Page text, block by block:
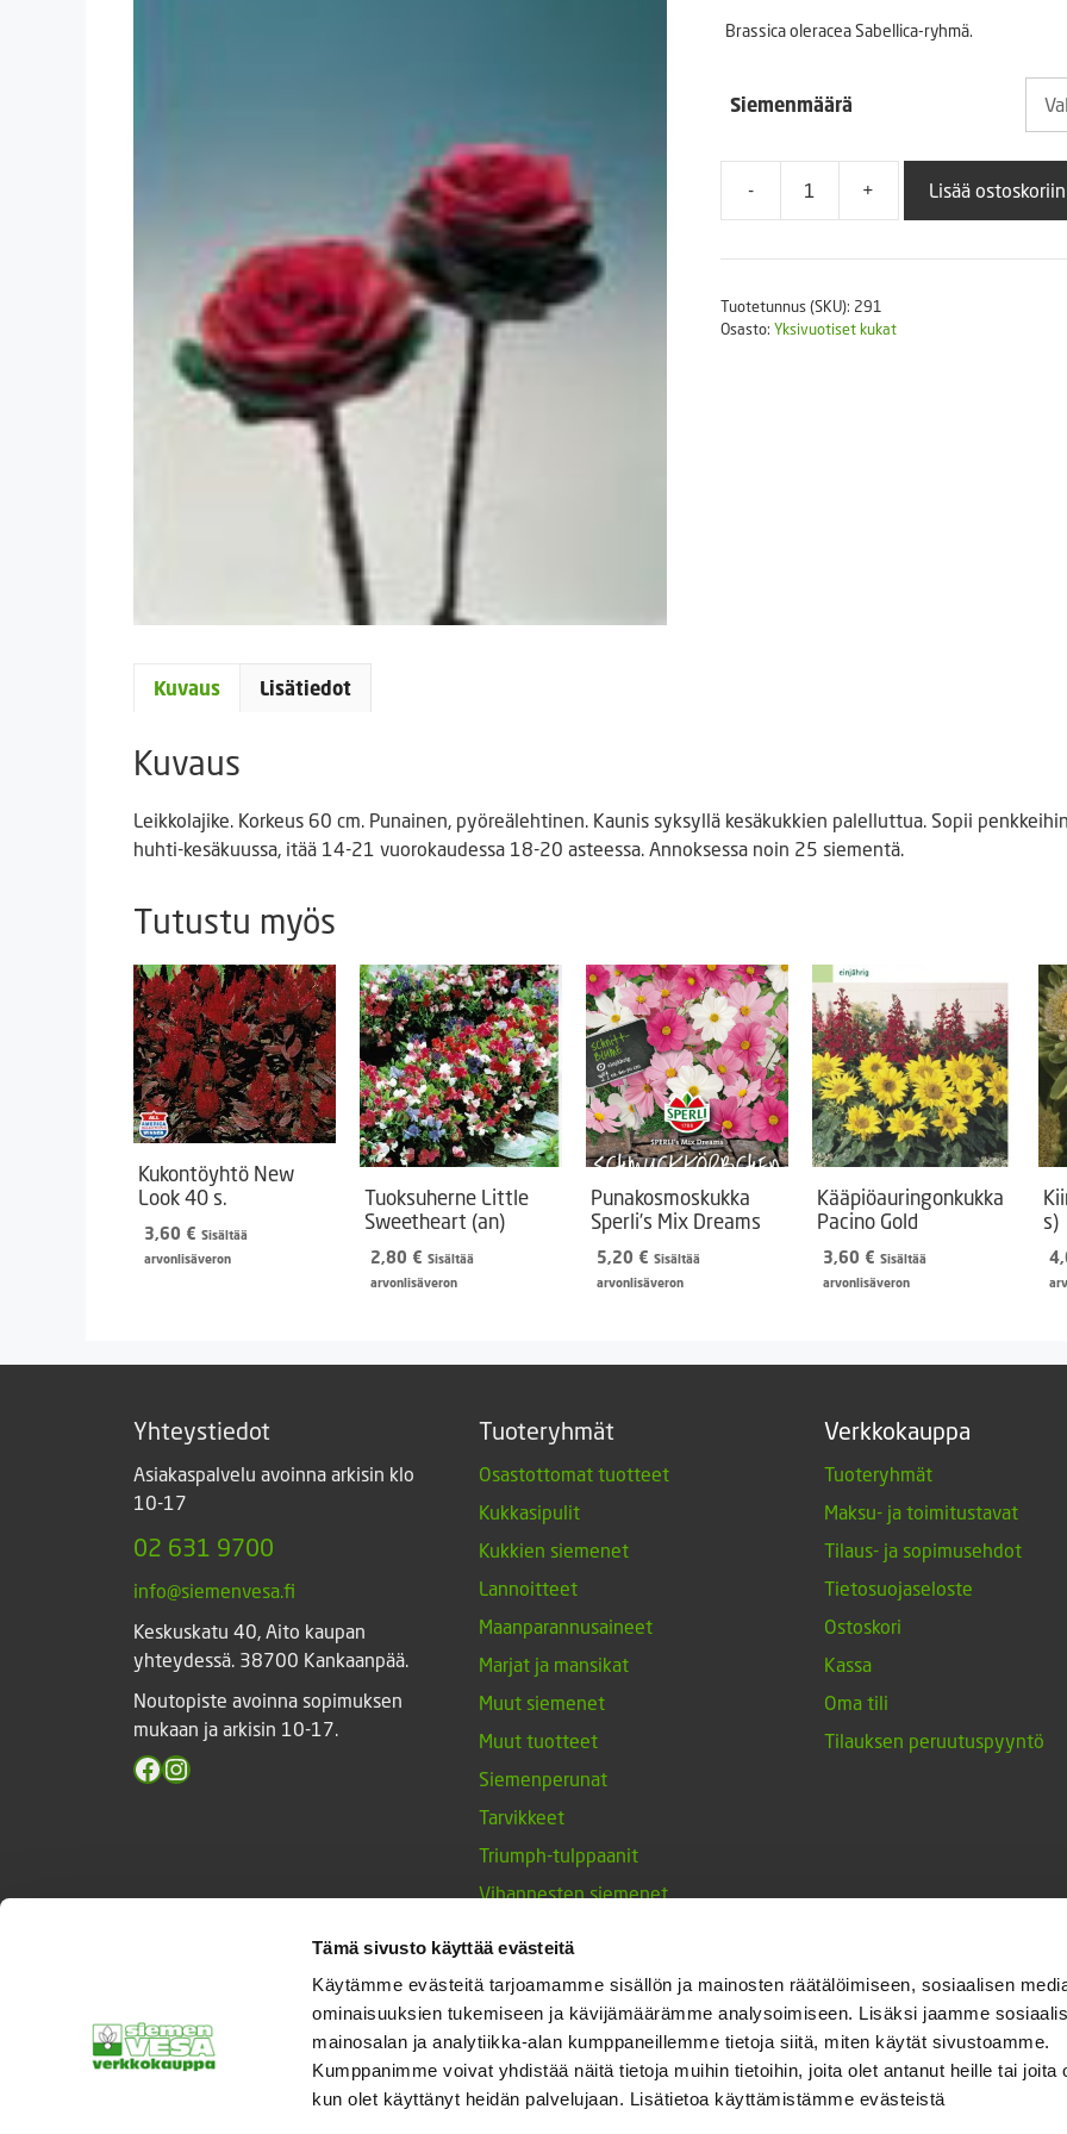
Tämä sivusto käyttää evästeitä
Käytämme evästeitä tarjoamamme sisällön ja mainosten räätälöimiseen, sosiaalisen
ominaisuuksien tukemiseen ja kävijämäärämme analysoimiseen. Lisäksi jaamme
mainosalan ja analytiikka-alan kumppaneillemme tietoja siitä, miten käytät sivustoamme.
Kumppanimme voivat yhdistää näitä tietoja muihin tietoihin, joita olet antanut heille tai joita
kun olet käyttänyt heidän palvelujaan. Lisätietoa käyttämistämme evästeistä
Askartelutarvikkeet
Brassica oleracea Sabellica-ryhmä.
Siemenmäärä
-
Koristekaali
määrä
+ Lisää ostoskoriin
Tuotetunnus (SKU): 291
Osasto: Yksivuotiset kukat
Kuvaus Lisätiedot
Kuvaus
Leikkolajike. Korkeus 60 cm. Punainen, pyöreälehtinen. Kaunis syksyllä kesäkukkien palelluttua. Sopii
huhti-kesäkuussa, itää 14-21 vuorokaudessa 18-20 asteessa. Annoksessa noin 25 siementä.
Tutustu myös
Kukontöyhtö New
Look 40 s.
3,60 € Sisältää
arvonlisäveron
Tuoksuherne Little
Sweetheart (an)
2,80 € Sisältää
arvonlisäveron
Punakosmoskukka
Sperli’s Mix Dreams
5,20 € Sisältää
arvonlisäveron
Kääpiöauringonkukka
Pacino Gold
3,60 € Sisältää
arvonlisäveron
s)
Yhteystiedot
Asiakaspalvelu avoinna arkisin klo
10-17
02 631 9700
info@siemenvesa.fi
Keskuskatu 40, Aito kaupan
yhteydessä. 38700 Kankaanpää.
Noutopiste avoinna sopimuksen
mukaan ja arkisin 10-17.
Facebook
Instagram
Tuoteryhmät
Osastottomat tuotteet
Kukkasipulit
Kukkien siemenet
Lannoitteet
Maanparannusaineet
Marjat ja mansikat
Muut siemenet
Muut tuotteet
Siemenperunat
Tarvikkeet
Triumph-tulppaanit
Vihannesten siemenet
Verkkokauppa
Tuoteryhmät
Maksu- ja toimitustavat
Tilaus- ja sopimusehdot
Tietosuojaseloste
Ostoskori
Kassa
Oma tili
Tilauksen peruutuspyyntö
© Siemenvesa